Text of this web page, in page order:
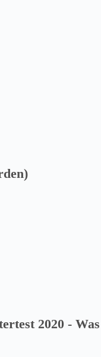
2020 - Was